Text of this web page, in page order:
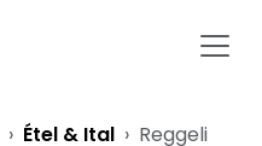
Étel & Ital Reggeli